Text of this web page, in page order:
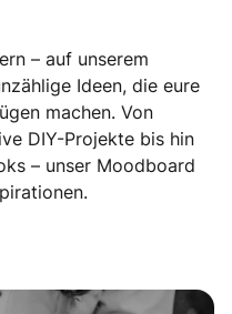
– auf unserem
Ideen, die eure
machen. Von
DIY-Projekte bis hin
– unser Moodboard
unser Hochzeits-